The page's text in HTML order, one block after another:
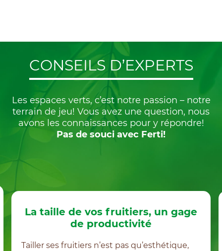
CONSEILS D’EXPERTS
Les espaces verts, c’est notre passion – notre
terrain de jeu! Vous avez une question, nous
avons les connaissances pour y répondre!
Pas de souci avec Ferti!
un gage
pas qu’esthétique,
Fertiliser ses
Offrez santé, beauté et